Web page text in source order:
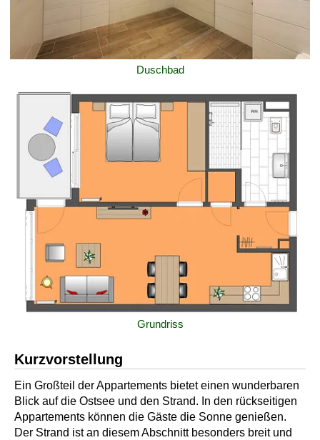
Duschbad
Grundriss
Kurzvorstellung
Ein Großteil der Appartements bietet einen wunderbaren
Blick auf die Ostsee und den Strand. In den rückseitigen
Appartements können die Gäste die Sonne genießen.
Der Strand ist an diesem Abschnitt besonders breit und